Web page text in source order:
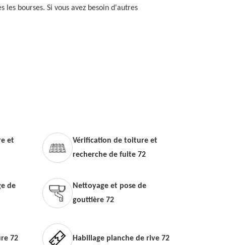
les bourses. Si vous avez besoin d'autres
et
Vérification de toiture et
recherche de fuite 72
de
Nettoyage et pose de
gouttière 72
72 Habillage planche de rive 72